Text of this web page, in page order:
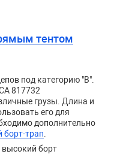
тентом
под категорию "В".
817732
грузы. Длина и
его для
дополнительно
борт-трап
высокий борт